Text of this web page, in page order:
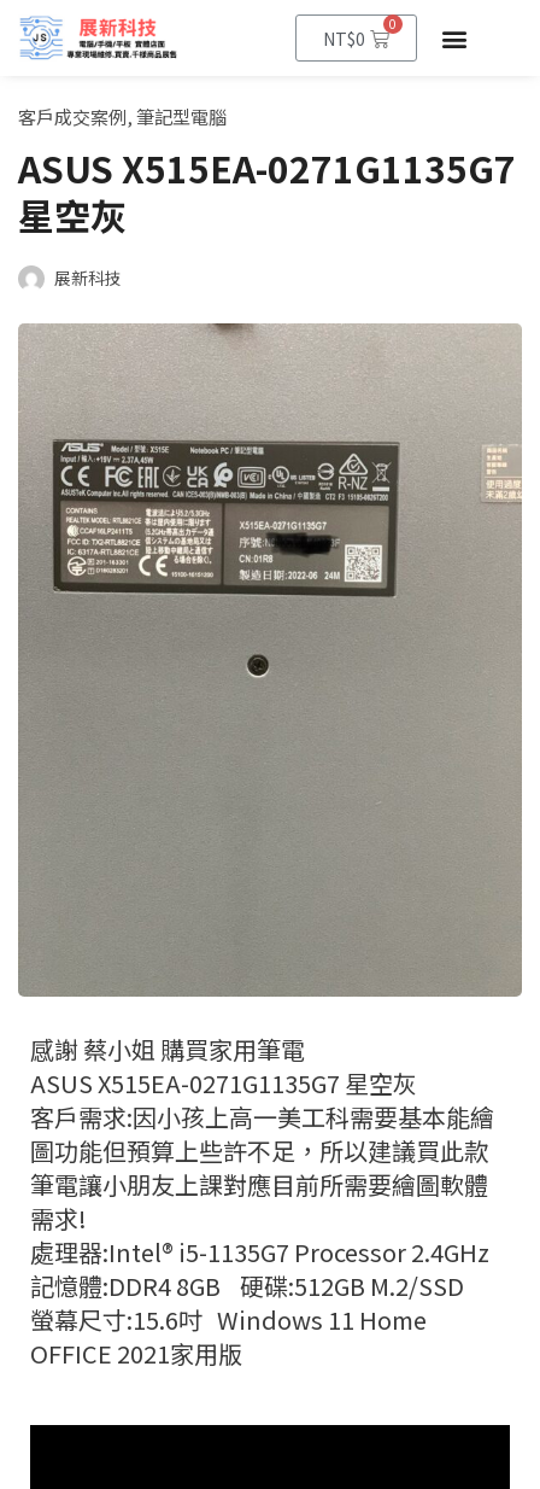
NT$0
0
客戶成交案例,筆記型電腦
ASUS X515EA-0271G1135G7
星空灰
展新科技
感謝 蔡小姐 購買家用筆電
ASUS X515EA-0271G1135G7 星空灰
客戶需求:因小孩上高一美工科需要基本能繪
圖功能但預算上些許不足，所以建議買此款
筆電讓小朋友上課對應目前所需要繪圖軟體
需求!
處理器:Intel® i5-1135G7 Processor 2.4GHz
記憶體:DDR4 8GB 硬碟:512GB M.2/SSD
螢幕尺寸:15.6吋 Windows 11 Home
OFFICE 2021家用版